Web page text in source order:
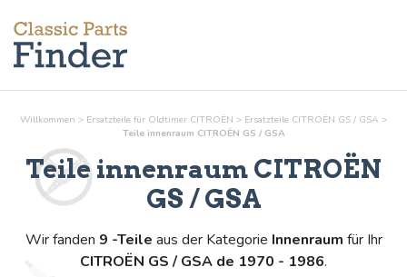
Willkommen > Ersatzteile für Oldtimer CITROËN > Ersatzteile CITROËN GS / GSA >
Teile innenraum CITROËN GS / GSA
Teileinnenraum CITROËN
GS / GSA
Wir fanden 9 -Teile aus der Kategorie Innenraum für Ihr
CITROËN GS / GSA de 1970 - 1986.